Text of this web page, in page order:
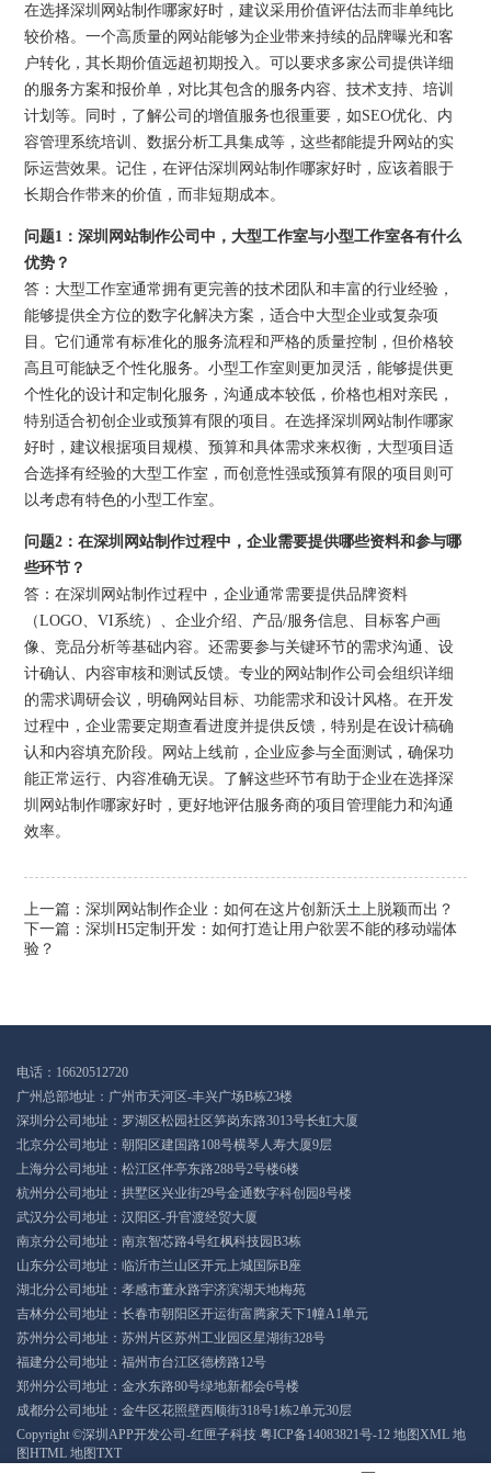
在选择深圳网站制作哪家好时，建议采用价值评估法而非单纯比
较价格。一个高质量的网站能够为企业带来持续的品牌曝光和客
户转化，其长期价值远超初期投入。可以要求多家公司提供详细
的服务方案和报价单，对比其包含的服务内容、技术支持、培训
计划等。同时，了解公司的增值服务也很重要，如SEO优化、内
容管理系统培训、数据分析工具集成等，这些都能提升网站的实
际运营效果。记住，在评估深圳网站制作哪家好时，应该着眼于
长期合作带来的价值，而非短期成本。
问题1：深圳网站制作公司中，大型工作室与小型工作室各有什么
优势？
答：大型工作室通常拥有更完善的技术团队和丰富的行业经验，
能够提供全方位的数字化解决方案，适合中大型企业或复杂项
目。它们通常有标准化的服务流程和严格的质量控制，但价格较
高且可能缺乏个性化服务。小型工作室则更加灵活，能够提供更
个性化的设计和定制化服务，沟通成本较低，价格也相对亲民，
特别适合初创企业或预算有限的项目。在选择深圳网站制作哪家
好时，建议根据项目规模、预算和具体需求来权衡，大型项目适
合选择有经验的大型工作室，而创意性强或预算有限的项目则可
以考虑有特色的小型工作室。
问题2：在深圳网站制作过程中，企业需要提供哪些资料和参与哪
些环节？
答：在深圳网站制作过程中，企业通常需要提供品牌资料
（LOGO、VI系统）、企业介绍、产品/服务信息、目标客户画
像、竞品分析等基础内容。还需要参与关键环节的需求沟通、设
计确认、内容审核和测试反馈。专业的网站制作公司会组织详细
的需求调研会议，明确网站目标、功能需求和设计风格。在开发
过程中，企业需要定期查看进度并提供反馈，特别是在设计稿确
认和内容填充阶段。网站上线前，企业应参与全面测试，确保功
能正常运行、内容准确无误。了解这些环节有助于企业在选择深
圳网站制作哪家好时，更好地评估服务商的项目管理能力和沟通
效率。
上一篇：深圳网站制作企业：如何在这片创新沃土上脱颖而出？
下一篇：深圳H5定制开发：如何打造让用户欲罢不能的移动端体
验？
电话：16620512720
广州总部地址：广州市天河区-丰兴广场B栋23楼
深圳分公司地址：罗湖区松园社区笋岗东路3013号长虹大厦
北京分公司地址：朝阳区建国路108号横琴人寿大厦9层
上海分公司地址：松江区伴亭东路288号2号楼6楼
杭州分公司地址：拱墅区兴业街29号金通数字科创园8号楼
武汉分公司地址：汉阳区-升官渡经贸大厦
南京分公司地址：南京智芯路4号红枫科技园B3栋
山东分公司地址：临沂市兰山区开元上城国际B座
湖北分公司地址：孝感市董永路宇济滨湖天地梅苑
吉林分公司地址：长春市朝阳区开运街富腾家天下1幢A1单元
苏州分公司地址：苏州片区苏州工业园区星湖街328号
福建分公司地址：福州市台江区德榜路12号
郑州分公司地址：金水东路80号绿地新都会6号楼
成都分公司地址：金牛区花照壁西顺街318号1栋2单元30层
Copyright ©深圳APP开发公司-红匣子科技 粤ICP备14083821号-12 地图XML 地
图HTML 地图TXT